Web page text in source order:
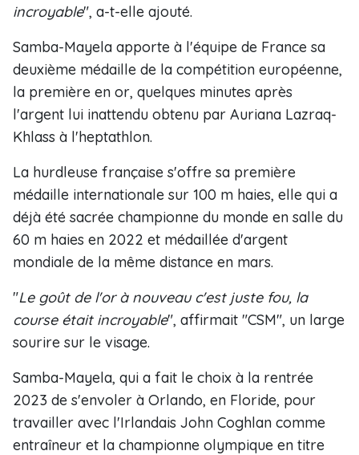
incroyable", a-t-elle ajouté.
Samba-Mayela apporte à l'équipe de France sa
deuxième médaille de la compétition européenne,
la première en or, quelques minutes après
l'argent lui inattendu obtenu par Auriana Lazraq-
Khlass à l'heptathlon.
La hurdleuse française s'offre sa première
médaille internationale sur 100 m haies, elle qui a
déjà été sacrée championne du monde en salle du
60 m haies en 2022 et médaillée d'argent
mondiale de la même distance en mars.
"Le goût de l'or à nouveau c'est juste fou, la
course était incroyable", affirmait "CSM", un large
sourire sur le visage.
Samba-Mayela, qui a fait le choix à la rentrée
2023 de s'envoler à Orlando, en Floride, pour
travailler avec l'Irlandais John Coghlan comme
entraîneur et la championne olympique en titre